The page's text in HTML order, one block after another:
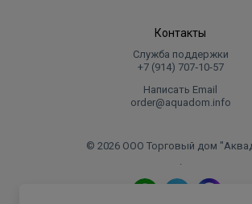
Контакты
Служба поддержки
+7 (914) 707‑10‑57
Написать Email
order@aquadom.info
© 2026 ООО Торговый дом
.